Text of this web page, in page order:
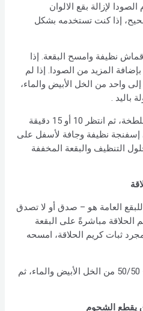
لإزالة بقع الالوان
إذا كنت تستخدمه بشكل
نظيفة وامسح البقعة. إذا
المزيد من الصودا. إذا لم
واحد من الخل الأبيض والماء،
باليد .
رش المحلول على المنطقة الملطخة، ثم انتظر 10 أو 15 دقيقة
نظيفة وجافة لأسفل على
التنظيف والبقعة المخففة
العامة هو – صدق أو لا تصدق
الحلاقة مباشرةً على البقعة
تقريبًا . بمجرد ثبات كريم الحلاقة، امسحه
أنهي الأمر برش المنطقة بمزيج 50/50 من الخل الأبيض والماء، ثم